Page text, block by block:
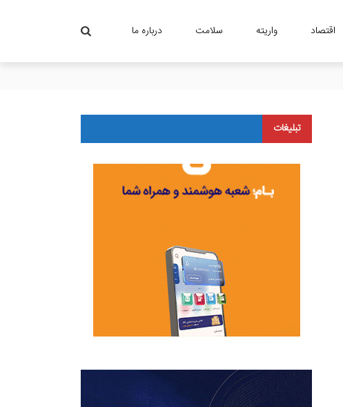
اقتصاد واریته سلامت درباره ما
تبلیغات